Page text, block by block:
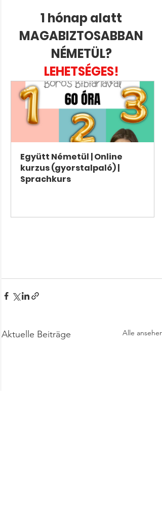
1 hónap alatt
MAGABIZTOSABBAN
NÉMETÜL?
LEHETSÉGES!
Együtt Németül | Online
kurzus (gyorstalpaló) |
Sprachkurs
Aktuelle Beiträge Alle ansehen